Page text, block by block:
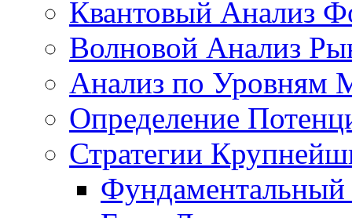
Квантовый Анализ
Волновой Анализ
Анализ по Уровням
Определение
Стратегии